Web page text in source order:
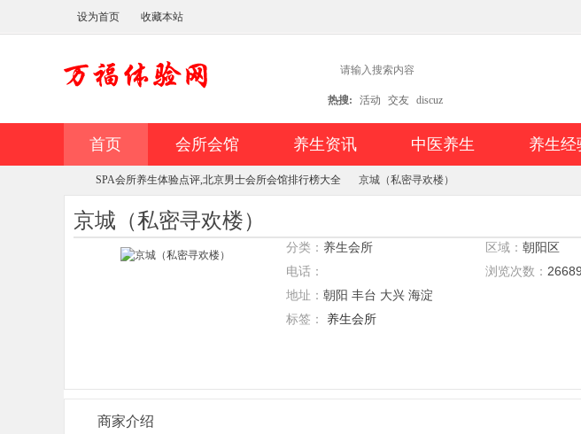
设为首页 收藏本站
热搜: 活动 交友 discuz
首页 会所会馆 养生资讯 中医养生 养生经
SPA会所养生体验点评,北京男士会所会馆排行榜大全
»
京城（私密寻欢楼）
京城（私密寻欢楼）
分类： 养生会所 区域： 朝阳区
电话：
浏览次数： 26689
地址： 朝阳 丰台 大兴 海淀
标签：
养生会所
商家介绍